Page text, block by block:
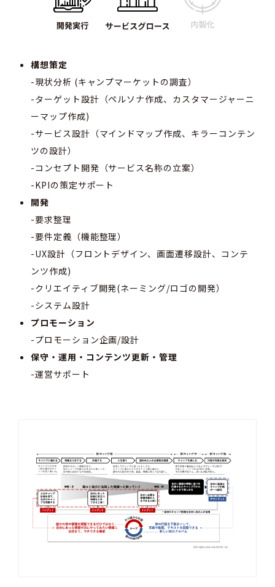
構想策定
-現状分析 (キャンプマーケットの調査）
-ターゲット設計（ペルソナ作成、カスタマージャーニ
ーマップ作成)
-サービス設計（マインドマップ作成、キラーコンテン
ツの設計）
-コンセプト開発（サービス名称の立案）
-KPIの策定サポート
開発
-要求整理
-要件定義（機能整理）
-UX設計（フロントデザイン、画面遷移設計、コンテ
ンツ作成)
-クリエイティブ開発(ネーミング/ロゴの開発）
-システム設計
プロモーション
-プロモーション企画/設計
保守・運用・コンテンツ更新・管理
-運営サポート